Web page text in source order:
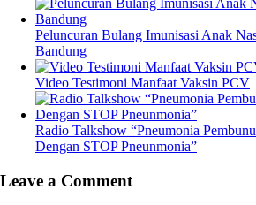
Peluncuran Bulang Imunisasi Anak
Bandung
Video Testimoni Manfaat Vaksin PCV
Radio Talkshow “Pneumonia
Dengan STOP Pneunmonia”
Leave a Comment